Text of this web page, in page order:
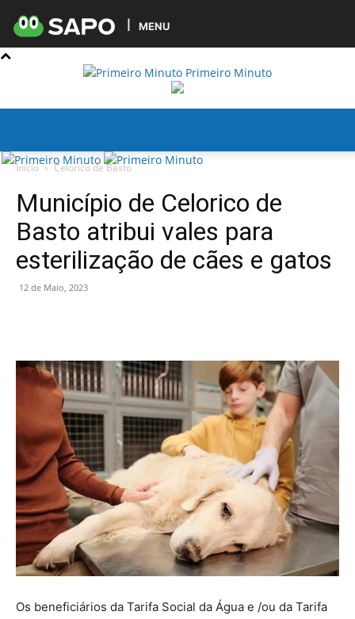
MENU
Primeiro Minuto
Início Celorico de Basto
Município de Celorico de
Basto atribui vales para
esterilização de cães e gatos
12 de Maio, 2023
Os beneficiários da Tarifa Social da Água e /ou da Tarifa